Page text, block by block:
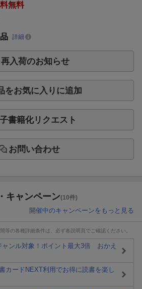
無料
詳細
再入荷のお知らせ
をお気に入りに追加
書籍化リクエスト
お問い合わせ
キャンペーン(10件)
開催中のキャンペーンをもっと見る
等の各種詳細条件は、必ず各説明頁でご確認ください。
ャンル対象！ポイント最大3倍 おかえ
カードNEXT利用でお得に読書を楽し